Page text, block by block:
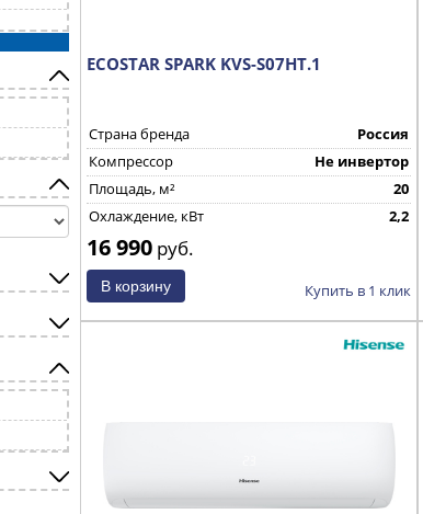
ECOSTAR SPARK KVS-S07HT.1
Страна бренда
Россия
Компрессор
Не инвертор
Площадь, м²
20
Охлаждение, кВт
2,2
16 990руб.
Купить в 1 клик